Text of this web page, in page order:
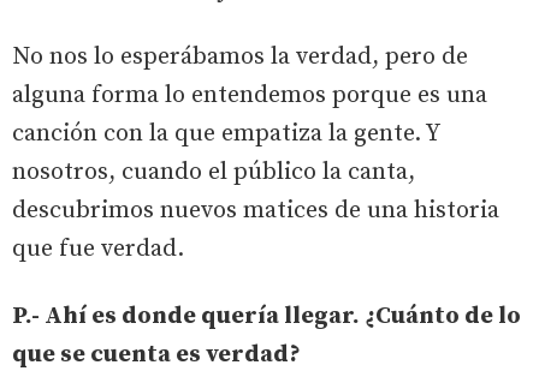
No nos lo esperábamos la verdad, pero de
alguna forma lo entendemos porque es una
canción con la que empatiza la gente. Y
nosotros, cuando el público la canta,
descubrimos nuevos matices de una historia
que fue verdad.
P.- Ahí es donde quería llegar. ¿Cuánto de lo
que se cuenta es verdad?